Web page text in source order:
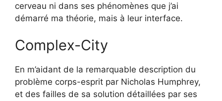
cerveau ni dans ses phénomènes que j’ai
démarré ma théorie, mais à leur interface.
Complex-City
En m’aidant de la remarquable description du
problème corps-esprit par Nicholas Humphrey,
et des failles de sa solution détaillées par ses